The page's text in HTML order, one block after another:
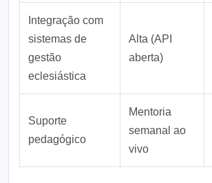
Integração com
sistemas de
gestão
eclesiástica
Alta (API
aberta)
Suporte
pedagógico
Mentoria
semanal ao
vivo